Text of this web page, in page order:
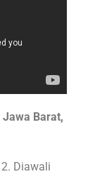
Barat,
Diawali